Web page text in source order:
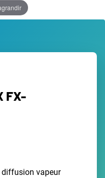
FX-
diffusion vapeur